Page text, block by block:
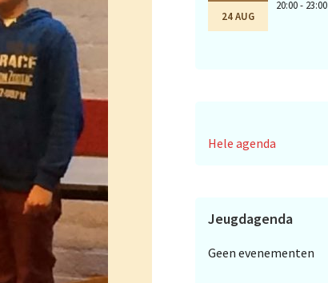
24 AUG
20:00 - 23:00
Hele agenda
Jeugdagenda
Geen evenementen